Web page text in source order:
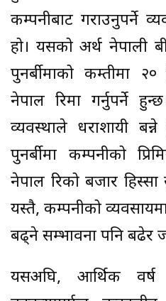
कम्पनीबाट गराउनुपर्ने
हो। यसको अर्थ नेपाली
पुनर्बीमाको कम्तीमा
नेपाल रिमा गर्नुपर्ने
व्यवस्थाले धराशायी
पुनर्बीमा कम्पनीको
नेपाल रिको बजार
यस्तै, कम्पनीको
बढ्ने सम्भावना पनि बढेर
यसअघि, आर्थिक